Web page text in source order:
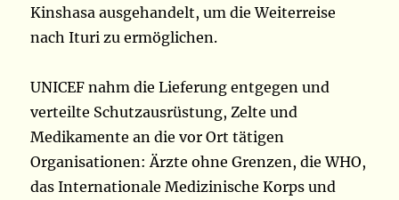
Kinshasa ausgehandelt, um die Weiterreise
nach Ituri zu ermöglichen.
UNICEF nahm die Lieferung entgegen und
verteilte Schutzausrüstung, Zelte und
Medikamente an die vor Ort tätigen
Organisationen: Ärzte ohne Grenzen, die WHO,
das Internationale Medizinische Korps und